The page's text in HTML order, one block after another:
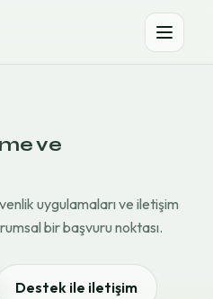
ve
uygulamaları ve iletişim
bir başvuru noktası.
Destek ile iletişim